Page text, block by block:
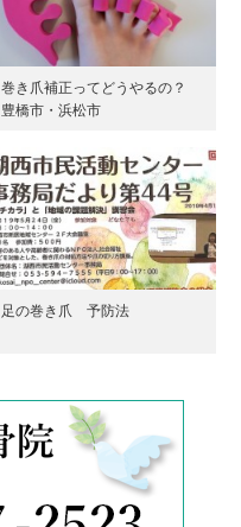
巻き爪補正ってどうやるの？
豊橋市・浜松市
足の巻き爪 予防法